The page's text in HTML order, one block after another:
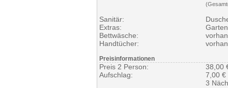
Sanitär:
Extras:
Bettwäsche:
Handtücher:
Preisinformationen
Preis 2 Person:
38,00
Aufschlag:
7,00 €
3